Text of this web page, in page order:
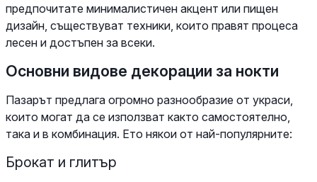
предпочитате минималистичен акцент или пищен
дизайн, съществуват техники, които правят процеса
лесен и достъпен за всеки.
Основни видове декорации за нокти
Пазарът предлага огромно разнообразие от украси,
които могат да се използват както самостоятелно,
така и в комбинация. Ето някои от най-популярните:
Брокат и глитър